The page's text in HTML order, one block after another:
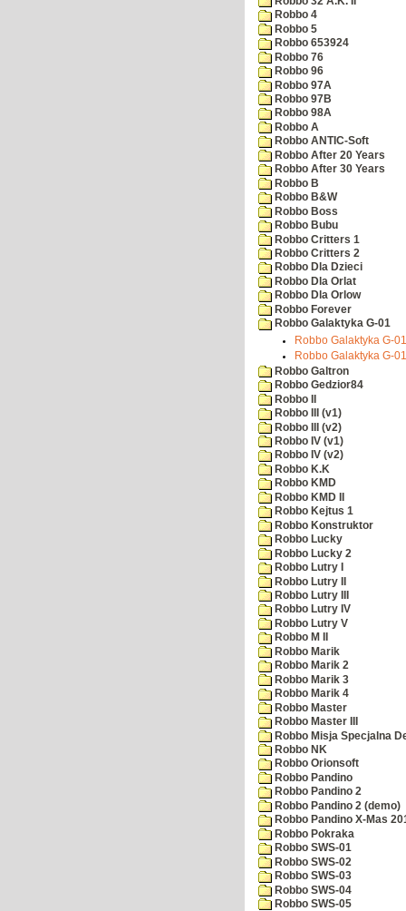
Robbo 4
Robbo 5
Robbo 653924
Robbo 76
Robbo 96
Robbo 97A
Robbo 97B
Robbo 98A
Robbo A
Robbo ANTIC-Soft
Robbo After 20 Years
Robbo After 30 Years
Robbo B
Robbo B&W
Robbo Boss
Robbo Bubu
Robbo Critters 1
Robbo Critters 2
Robbo Dla Dzieci
Robbo Dla Orlat
Robbo Dla Orlow
Robbo Forever
Robbo Galaktyka G-01
Robbo Galaktyka G-
Robbo Galaktyka G-
Robbo Galtron
Robbo Gedzior84
Robbo II
Robbo III (v1)
Robbo III (v2)
Robbo IV (v1)
Robbo IV (v2)
Robbo K.K
Robbo KMD
Robbo KMD II
Robbo Kejtus 1
Robbo Konstruktor
Robbo Lucky
Robbo Lucky 2
Robbo Lutry I
Robbo Lutry II
Robbo Lutry III
Robbo Lutry IV
Robbo Lutry V
Robbo M II
Robbo Marik
Robbo Marik 2
Robbo Marik 3
Robbo Marik 4
Robbo Master
Robbo Master III
Robbo Misja Specjalna
Robbo NK
Robbo Orionsoft
Robbo Pandino
Robbo Pandino 2
Robbo Pandino 2 (demo)
Robbo Pandino X-Mas
Robbo Pokraka
Robbo SWS-01
Robbo SWS-02
Robbo SWS-03
Robbo SWS-04
Robbo SWS-05